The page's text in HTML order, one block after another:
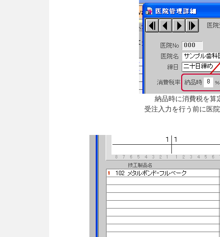
納品時に消費税を算
受注入力を行う前に医